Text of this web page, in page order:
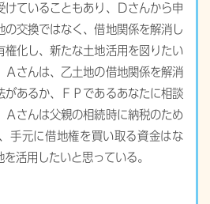
けていることもあり、Ｄさんから申
の交換ではなく、借地関係を解消し
権化し、新たな土地活用を図りたい
Ａさんは、乙土地の借地関係を解消
があるか、ＦＰであるあなたに相談
Ａさんは父親の相続時に納税のため
手元に借地権を買い取る資金はな
活用したいと思っている。